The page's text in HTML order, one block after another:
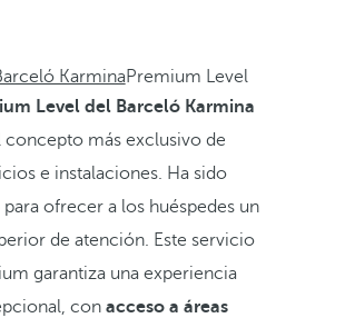
KarminaPremium Level
Level del Barceló Karmina
concepto más exclusivo de
e instalaciones. Ha sido
para ofrecer a los huéspedes un
de atención. Este servicio
garantiza una experiencia
con acceso a áreas